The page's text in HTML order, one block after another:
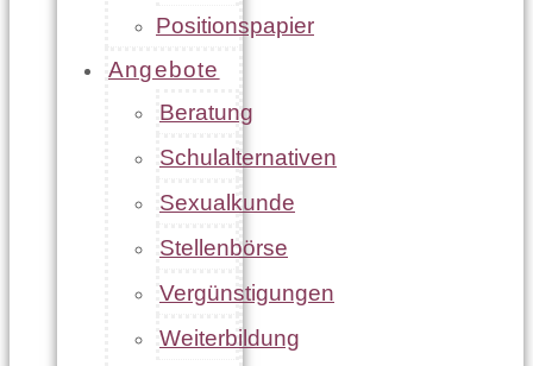
Positionspapier
Angebote
Beratung
Schulalternativen
Sexualkunde
Stellenbörse
Vergünstigungen
Weiterbildung